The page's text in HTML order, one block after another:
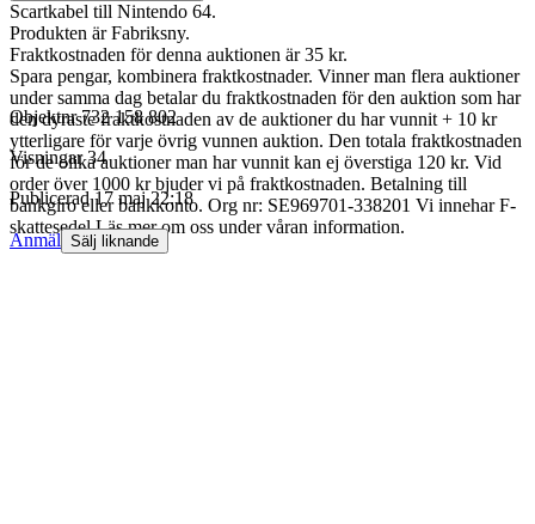
Scartkabel till Nintendo 64.
Produkten är Fabriksny.
Fraktkostnaden för denna auktionen är 35 kr.
Spara pengar, kombinera fraktkostnader. Vinner man flera auktioner
under samma dag betalar du fraktkostnaden för den auktion som har
den dyraste fraktkostnaden av de auktioner du har vunnit + 10 kr
ytterligare för varje övrig vunnen auktion. Den totala fraktkostnaden
för de olika auktioner man har vunnit kan ej överstiga 120 kr. Vid
order över 1000 kr bjuder vi på fraktkostnaden. Betalning till
bankgiro eller bankkonto. Org nr: SE969701-338201 Vi innehar F-
skattesedel Läs mer om oss under våran information.
Objektnr 732 158 802
Visningar 34
Publicerad 17 maj 22:18
Anmäl Sälj liknande